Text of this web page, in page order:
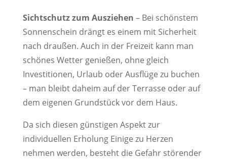
Sichtschutz zum Ausziehen – Bei schönstem
Sonnenschein drängt es einem mit Sicherheit
nach draußen. Auch in der Freizeit kann man
schönes Wetter genießen, ohne gleich
Investitionen, Urlaub oder Ausflüge zu buchen
– man bleibt daheim auf der Terrasse oder auf
dem eigenen Grundstück vor dem Haus.
Da sich diesen günstigen Aspekt zur
individuellen Erholung Einige zu Herzen
nehmen werden, besteht die Gefahr störender